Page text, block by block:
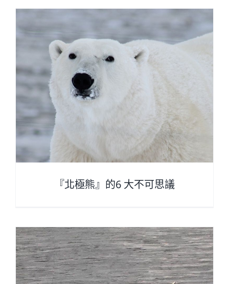
『北極熊』的6 大不可思議